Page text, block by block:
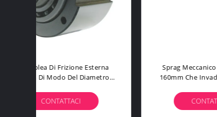
Sprag Meccanico Di Lunghezza
160mm Che Invade Frizione Con
CONTATTACI